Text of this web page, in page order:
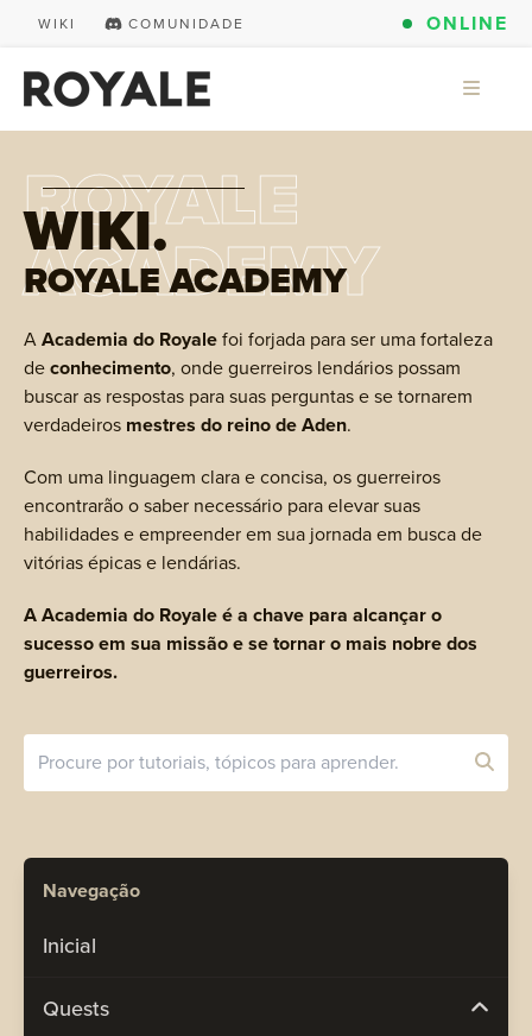
WIKI COMUNIDADE ONLINE
ROYALE
ACADEMY
WIKI.
ROYALE ACADEMY
AAcademia do Royalefoi forjada para ser uma fortaleza
deconhecimento, onde guerreiros lendários possam
buscar as respostas para suas perguntas e se tornarem
verdadeiros mestres do reino de Aden.
Com uma linguagem clara e concisa, os guerreiros
encontrarão o saber necessário para elevar suas
habilidades e empreender em sua jornada em busca de
vitórias épicas e lendárias.
A Academia do Royale é a chave para alcançar o
sucesso em sua missão e se tornar o mais nobre dos
guerreiros.
Navegação
Inicial
Quests